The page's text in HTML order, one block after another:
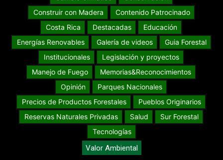
Construir con Madera
Contenido Patrocinado
Costa Rica
Destacadas
Educación
Energías Renovables
Galería de videos
Guia Forestal
Institucionales
Legislación y proyectos
Manejo de Fuego
Memorias&Reconocimientos
Opinión
Parques Nacionales
Precios de Productos Forestales
Pueblos Originarios
Reservas Naturales Privadas
Salud
Sur Forestal
Tecnologías
Valor Ambiental